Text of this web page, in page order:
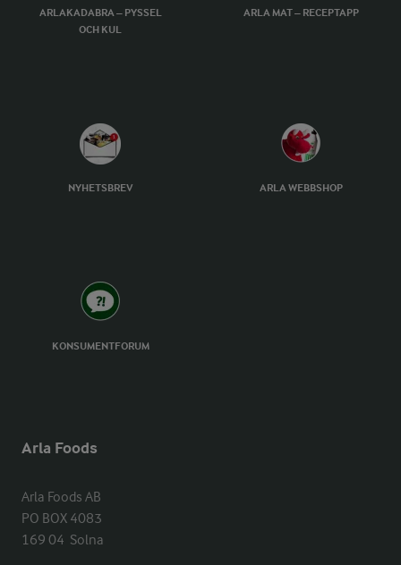
ARLAKADABRA – PYSSEL
OCH KUL
ARLA MAT – RECEPTAPP
NYHETSBREV ARLA WEBBSHOP
KONSUMENTFORUM
Arla Foods
Arla Foods AB
PO BOX 4083
169 04  Solna